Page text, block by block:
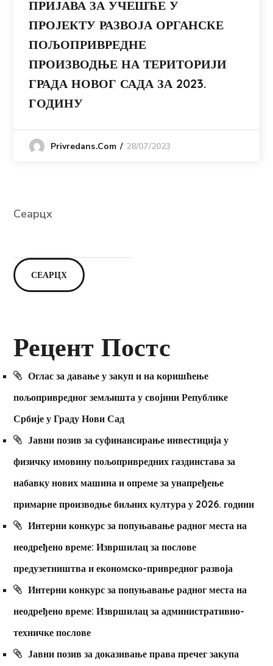
ПРИЈАВА ЗА УЧЕШЋЕ У
ПРОЈЕКТУ РАЗВОЈА ОРГАНСКЕ
ПОЉОПРИВРЕДНЕ
ПРОИЗВОДЊЕ НА ТЕРИТОРИЈИ
ГРАДА НОВОГ САДА ЗА 2023.
ГОДИНУ
Privredans.com 28/07/2023
Сеарцх
СЕАРЦХ
Рецент Постс
Оглас за давање у закуп и на коришћење
пољопривредног земљишта у својини Републике
Србије у Граду Нови Сад
Јавни позив за суфинансирање инвестиција у
физичку имовину пољопривредних газдинстава за
набавку нових машина и опреме за унапређење
примарне производње биљних култура у 2026. години
Интерни конкурс за попуњавање радног места на
неодређено време: Извршилац за послове
предузетништва и економско-привредног развоја
Интерни конкурс за попуњавање радног места на
неодређено време: Извршилац за административно-
техничке послове
Јавни позив за доказивање права пречег закупа